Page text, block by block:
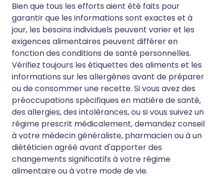
Bien que tous les efforts aient été faits pour
garantir que les informations sont exactes et à
jour, les besoins individuels peuvent varier et les
exigences alimentaires peuvent différer en
fonction des conditions de santé personnelles.
Vérifiez toujours les étiquettes des aliments et les
informations sur les allergènes avant de préparer
ou de consommer une recette. Si vous avez des
préoccupations spécifiques en matière de santé,
des allergies, des intolérances, ou si vous suivez un
régime prescrit médicalement, demandez conseil
à votre médecin généraliste, pharmacien ou à un
diététicien agréé avant d'apporter des
changements significatifs à votre régime
alimentaire ou à votre mode de vie.